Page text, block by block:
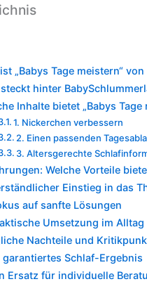
„Babys Tage meistern“
hinter
Inhalte bietet „Babys Tage
1. Nickerchen verbessern
2. Einen passenden
3. Altersgerechte
Welche Vorteile
Einstieg in das
auf sanfte Lösungen
Umsetzung im Alltag
Nachteile und
garantiertes Schlaf-Ergebnis
Ersatz für individuelle